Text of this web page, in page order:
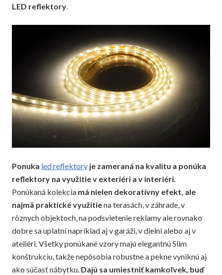
LED reflektory.
Ponuka led reflektory je zameraná na kvalitu a ponúka
reflektory na využitie v exteriéri a v interiéri.
Ponúkaná kolekcia má nielen dekoratívny efekt, ale
najmä praktické využitiena terasách, v záhrade, v
rôznych objektoch, na podsvietenie reklamy ale rovnako
dobre sa uplatní napríklad aj v garáži, v dielni alebo aj v
ateliéri. Všetky ponúkané vzory majú elegantnú Slim
konštrukciu, takže nepôsobia robustne a pekne vyniknú aj
ako súčasť nábytku. Dajú sa umiestniť kamkoľvek, buď